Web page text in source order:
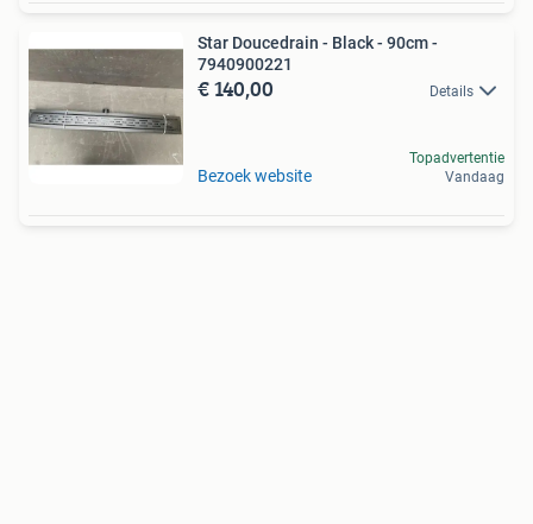
Star Doucedrain - Black - 90cm -
7940900221
€ 140,00 Details
Bezoek website
Topadvertentie
Vandaag